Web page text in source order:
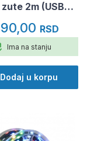
2m (USB
RSD
Ima na stanju
Dodaj u korpu